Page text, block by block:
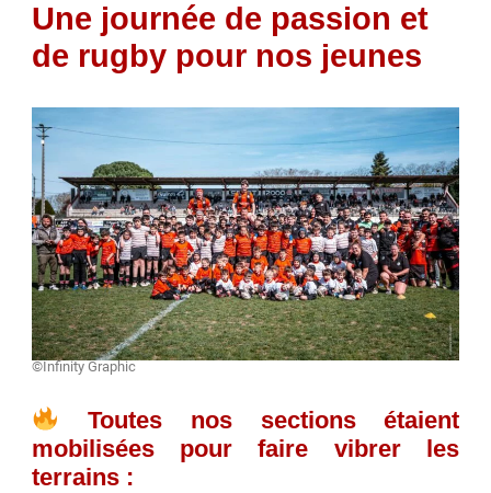
Une journée de passion et
de rugby pour nos jeunes
©Infinity Graphic
Toutes nos sections étaient
mobilisées pour faire vibrer les
terrains :